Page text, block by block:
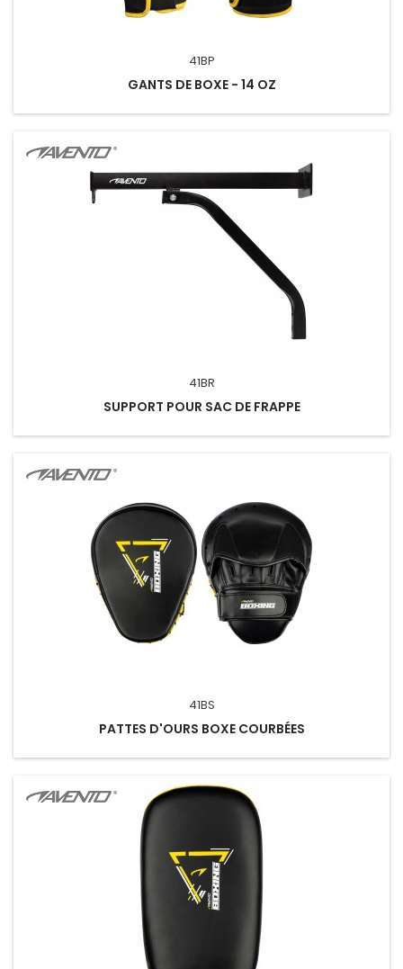
41BP
GANTS DE BOXE - 14 OZ
41BR
SUPPORT POUR SAC DE FRAPPE
41BS
PATTES D'OURS BOXE COURBÉES